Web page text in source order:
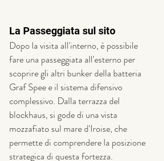
La Passeggiata sul sito
Dopo la visita all'interno, è possibile
fare una passeggiata all'esterno per
scoprire gli altri bunker della batteria
Graf Spee e il sistema difensivo
complessivo. Dalla terrazza del
blockhaus, si gode di una vista
mozzafiato sul mare d'Iroise, che
permette di comprendere la posizione
strategica di questa fortezza.